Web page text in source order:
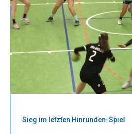
Sieg im letzten Hinrunden-Spiel